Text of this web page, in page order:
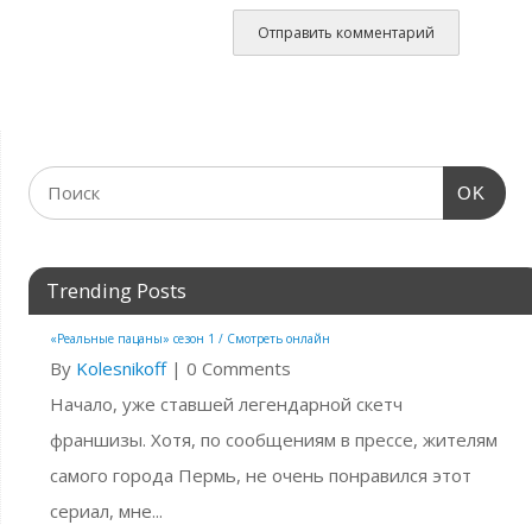
OK
Trending Posts
«Реальные пацаны» сезон 1 / Смотреть онлайн
By Kolesnikoff| 0 Comments
Начало, уже ставшей легендарной скетч
франшизы. Хотя, по сообщениям в прессе, жителям
самого города Пермь, не очень понравился этот
сериал, мне...